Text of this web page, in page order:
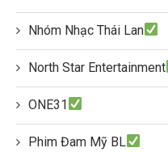
Nhóm Nhạc Thái Lan
North Star Entertainment
ONE31
Phim Đam Mỹ BL